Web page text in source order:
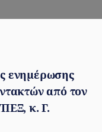
ενημέρωσης
από τον
κ. Γ.